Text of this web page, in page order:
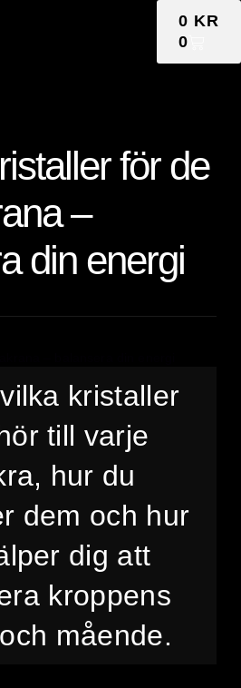
0 KR
0
för de
–
din energi
kristaller
till varje
hur du
dem och hur
dig att
kroppens
mående.